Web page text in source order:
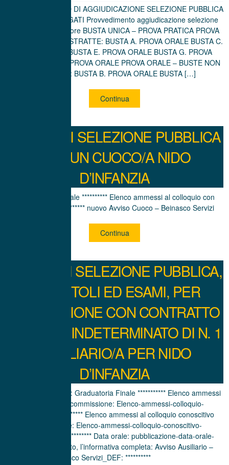
PROVVEDIMENTO DI AGGIUDICAZIONE SELEZIONE PUBBLICA
E RELATIVI ALLEGATI Provvedimento aggiudicazione selezione
pubblica manutentore BUSTA UNICA – PROVA PRATICA PROVA
ORALE – BUSTE ESTRATTE: BUSTA A. PROVA ORALE BUSTA C.
PROVA ORALE BUSTA E. PROVA ORALE BUSTA G. PROVA
ORALE BUSTA H. PROVA ORALE PROVA ORALE – BUSTE NON
ESTRATTE: BUSTA B. PROVA ORALE BUSTA […]
Continua
AVVISO DI SELEZIONE PUBBLICA
PER UN CUOCO/A NIDO
D’INFANZIA
Graduatoria Finale ********** Elenco ammessi al colloquio con
commissione ********** nuovo Avviso Cuoco – Beinasco Servizi
Continua
AVVISO DI SELEZIONE PUBBLICA,
PER TITOLI ED ESAMI, PER
L’ASSUNZIONE CON CONTRATTO
A TEMPO INDETERMINATO DI N. 1
AUSILIARIO/A PER NIDO
D’INFANZIA
Graduatoria finale: Graduatoria Finale *********** Elenco ammessi
colloquio con commissione: Elenco-ammessi-colloquio-
commissione ********* Elenco ammessi al colloquio conoscitivo
motivazionale: Elenco-ammessi-colloquio-conoscitivo-
motivazionale1 ********** Data orale: pubblicazione-data-orale-
********** Di seguito, l’informativa completa: Avviso Ausiliario –
Beinasco Servizi_DEF: **********